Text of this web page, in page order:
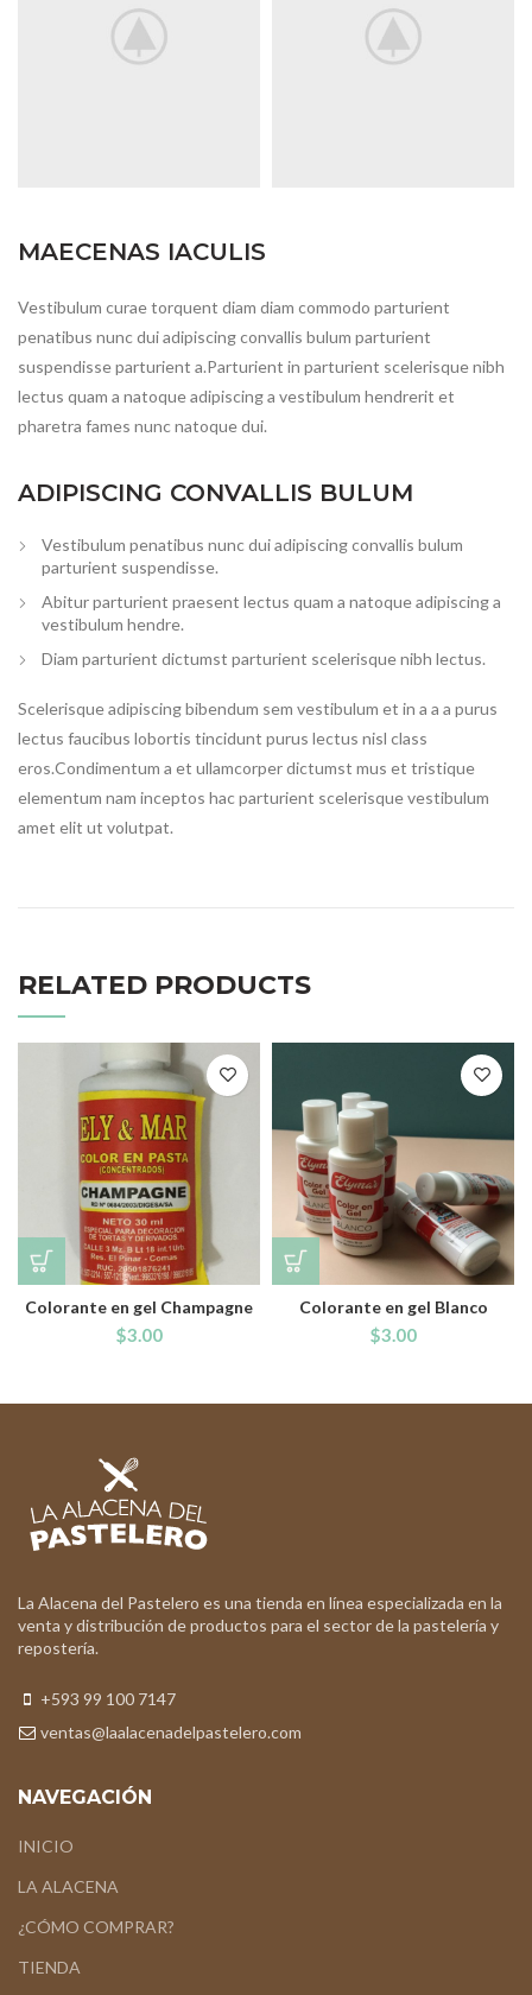
MAECENAS IACULIS
Vestibulum curae torquent diam diam commodo parturient
penatibus nunc dui adipiscing convallis bulum parturient
suspendisse parturient a.Parturient in parturient scelerisque nibh
lectus quam a natoque adipiscing a vestibulum hendrerit et
pharetra fames nunc natoque dui.
ADIPISCING CONVALLIS BULUM
Vestibulum penatibus nunc dui adipiscing convallis bulum
parturient suspendisse.
Abitur parturient praesent lectus quam a natoque adipiscing a
vestibulum hendre.
Diam parturient dictumst parturient scelerisque nibh lectus.
Scelerisque adipiscing bibendum sem vestibulum et in a a a purus
lectus faucibus lobortis tincidunt purus lectus nisl class
eros.Condimentum a et ullamcorper dictumst mus et tristique
elementum nam inceptos hac parturient scelerisque vestibulum
amet elit ut volutpat.
RELATED PRODUCTS
Colorante en gel Champagne
$3.00
Colorante en gel Blanco
$3.00
La Alacena del Pastelero es una tienda en línea especializada en la
venta y distribución de productos para el sector de la pastelería y
repostería.
+593 99 100 7147
ventas@laalacenadelpastelero.com
NAVEGACIÓN
INICIO
LA ALACENA
¿CÓMO COMPRAR?
TIENDA